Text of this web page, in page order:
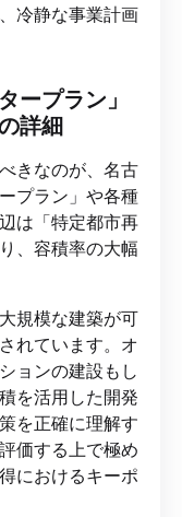
冷静な事業計画
ープラン」
詳細
きなのが、名古
プラン」や各種
は「特定都市再
、容積率の大幅
規模な建築が可
れています。オ
ョンの建設もし
を活用した開発
を正確に理解す
価する上で極め
におけるキーポ